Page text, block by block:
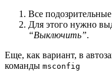
Все
Для этого нужно
“Выключить”.
Еще, как вариант, в
команды msconfig